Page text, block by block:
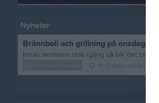
Nyheter
Brännboll och grillning på onsdag 12/8